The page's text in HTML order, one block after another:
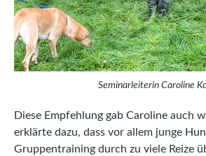
Seminarleiterin Caroline
Diese Empfehlung gab Caroline auch
erklärte dazu, dass vor allem junge
Gruppentraining durch zu viele Reize